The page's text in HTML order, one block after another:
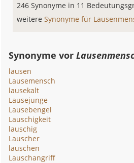
246 Synonyme in 11
weitereSynonyme für
Synonyme vor
lausen
Lausemensch
lausekalt
Lausejunge
Lausebengel
Lauschigkeit
lauschig
Lauscher
lauschen
Lauschangriff